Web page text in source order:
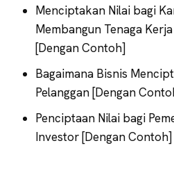
Menciptakan Nilai bagi
Membangun Tenaga
[Dengan Contoh]
Bagaimana Bisnis
Pelanggan [Dengan
Penciptaan Nilai bagi
Investor [Dengan Contoh]